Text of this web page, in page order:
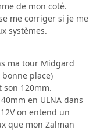
de mon coté.
me corriger si je me
systèmes.
ma tour Midgard
place)
120mm.
en ULNA dans
on entend un
que mon Zalman